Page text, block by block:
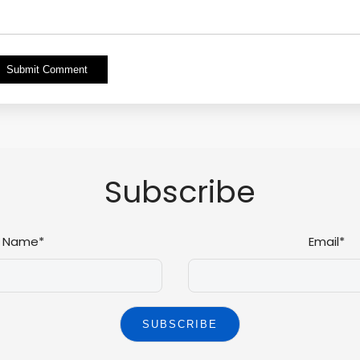
Alternative:
Subscribe
Name* Email*